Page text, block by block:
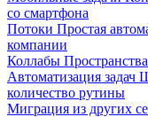
со смартфона
Потоки Простая
компании
Коллабы
Автоматизация задач
количество рутины
Миграция из других